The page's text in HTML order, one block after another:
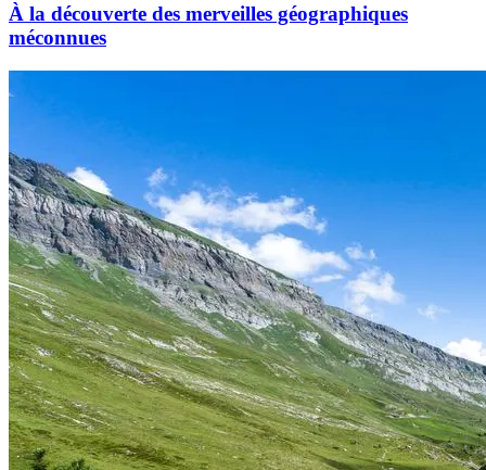
À la découverte des merveilles géographiques
méconnues